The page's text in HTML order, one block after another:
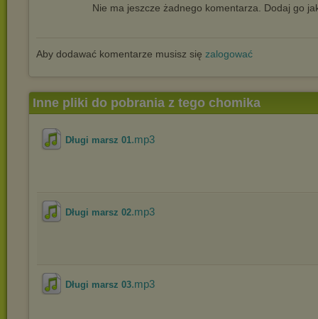
Nie ma jeszcze żadnego komentarza. Dodaj go
Aby dodawać komentarze musisz się zalogować
Inne pliki do pobrania z tego chomika
Długi marsz 01.mp3
Długi marsz 02.mp3
Długi marsz 03.mp3